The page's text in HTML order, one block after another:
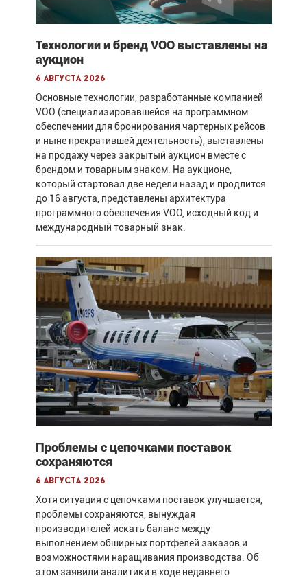
Технологии и бренд VOO выставлены на
аукцион
6 августа 2026
Основные технологии, разработанные компанией
VOO (специализировавшейся на программном
обеспечении для бронирования чартерных рейсов
и ныне прекратившей деятельность), выставлены
на продажу через закрытый аукцион вместе с
брендом и товарным знаком. На аукционе,
который стартовал две недели назад и продлится
до 16 августа, представлены архитектура
программного обеспечения VOO, исходный код и
международный товарный знак.
Проблемы с цепочками поставок
сохраняются
6 августа 2026
Хотя ситуация с цепочками поставок улучшается,
проблемы сохраняются, вынуждая
производителей искать баланс между
выполнением обширных портфелей заказов и
возможностями наращивания производства. Об
этом заявили аналитики в ходе недавнего